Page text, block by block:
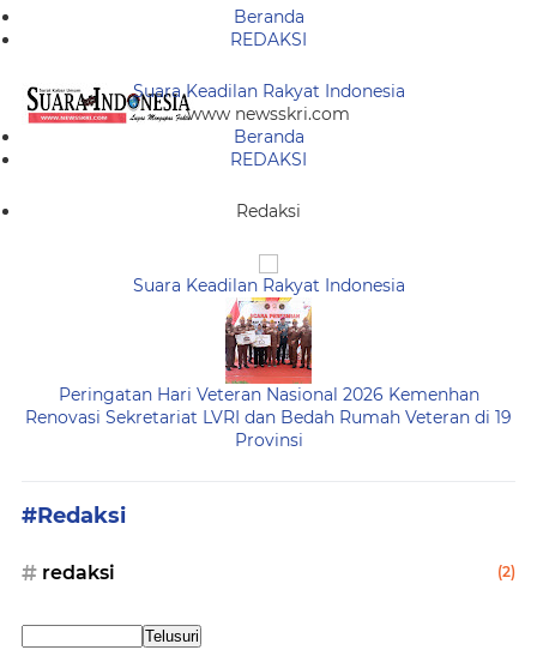
Beranda
REDAKSI
Suara Keadilan Rakyat Indonesia
www newsskri.com
Beranda
REDAKSI
Redaksi
Suara Keadilan Rakyat Indonesia
Peringatan Hari Veteran Nasional 2026 Kemenhan
Renovasi Sekretariat LVRI dan Bedah Rumah Veteran di 19
Provinsi
#Redaksi
redaksi (2)